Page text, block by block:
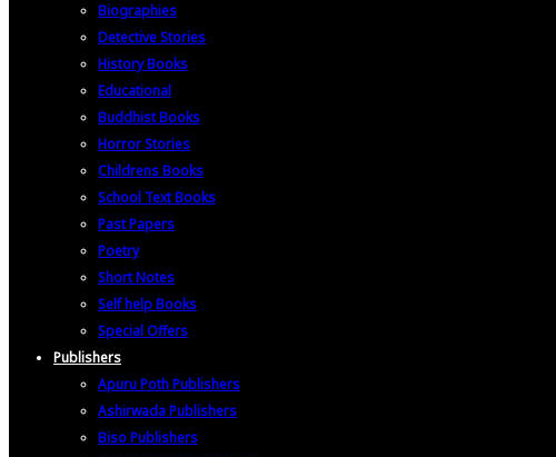
Biographies
Detective Stories
History Books
Educational
Buddhist Books
Horror Stories
Childrens Books
School Text Books
Past Papers
Poetry
Short Notes
Self help Books
Special Offers
Publishers
Apuru Poth Publishers
Ashirwada Publishers
Biso Publishers